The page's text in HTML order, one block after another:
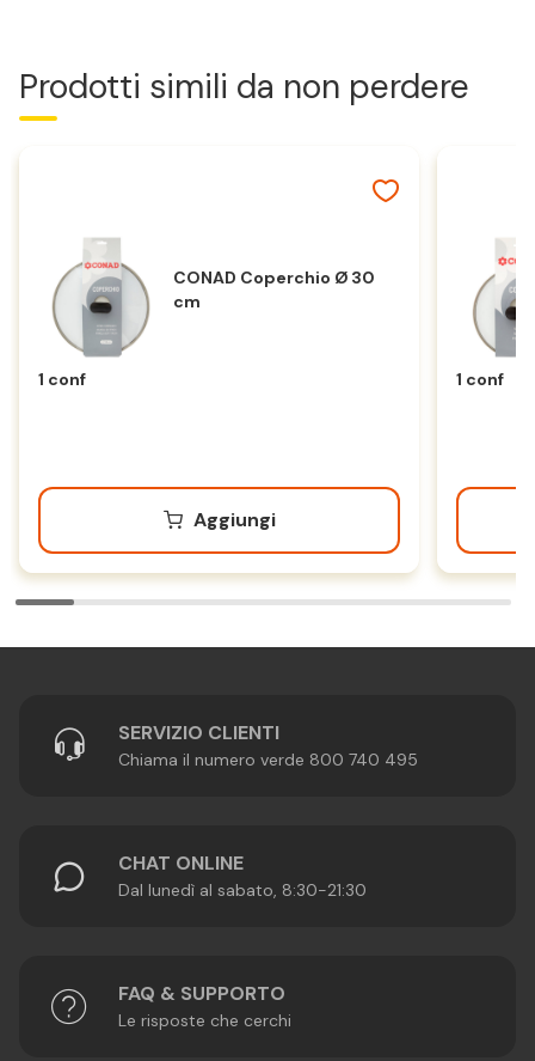
Prodotti simili da non perdere
CONAD Coperchio Ø 30
cm
1 conf
Aggiungi
1 conf
SERVIZIO CLIENTI
Chiama il numero verde 800 740 495
CHAT ONLINE
Dal lunedì al sabato, 8:30-21:30
FAQ & SUPPORTO
Le risposte che cerchi